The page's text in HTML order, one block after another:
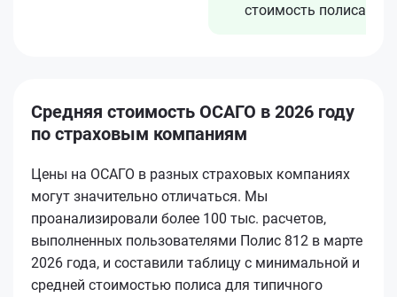
стоимость полиса
Средняя стоимость ОСАГО в 2026 году
по страховым компаниям
Цены на ОСАГО в разных страховых компаниях
могут значительно отличаться. Мы
проанализировали более 100 тыс. расчетов,
выполненных пользователями Полис 812 в марте
2026 года, и составили таблицу с минимальной и
средней стоимостью полиса для типичного